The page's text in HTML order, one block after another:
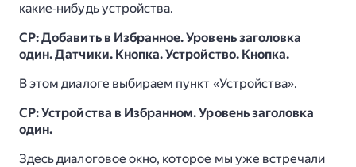
какие‑нибудь устройства.
СР: Добавить в Избранное. Уровень заголовка
один. Датчики. Кнопка. Устройство. Кнопка.
В этом диалоге выбираем пункт «Устройства».
СР: Устройства в Избранном. Уровень заголовка
один.
Здесь диалоговое окно, которое мы уже встречали